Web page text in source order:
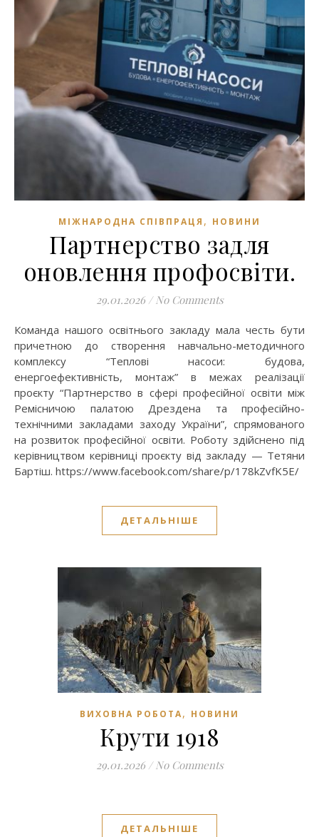
МІЖНАРОДНА СПІВПРАЦЯ , НОВИНИ
Партнерство задля
оновлення профосвіти.
29.01.2026 / No Comments
Команда нашого освітнього закладу мала честь бути
причетною до створення навчально-методичного
комплексу “Теплові насоси: будова,
енергоефективність, монтаж” в межах реалізації
проєкту “Партнерство в сфері професійної освіти між
Ремісничою палатою Дрездена та професійно-
технічними закладами заходу України”, спрямованого
на розвиток професійної освіти. Роботу здійснено під
керівництвом керівниці проєкту від закладу — Тетяни
Бартіш. https://www.facebook.com/share/p/178kZvfK5E/
ДЕТАЛЬНІШЕ
ВИХОВНА РОБОТА, НОВИНИ
Крути 1918
29.01.2026 / No Comments
ДЕТАЛЬНІШЕ